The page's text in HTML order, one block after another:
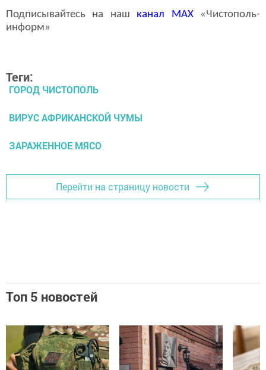
Подписывайтесь на наш канал MAX«Чистополь-
информ»
Теги:
ГОРОД ЧИСТОПОЛЬ
ВИРУС АФРИКАНСКОЙ ЧУМЫ
ЗАРАЖЕННОЕ МЯСО
Перейти на страницу новости
Топ 5 новостей